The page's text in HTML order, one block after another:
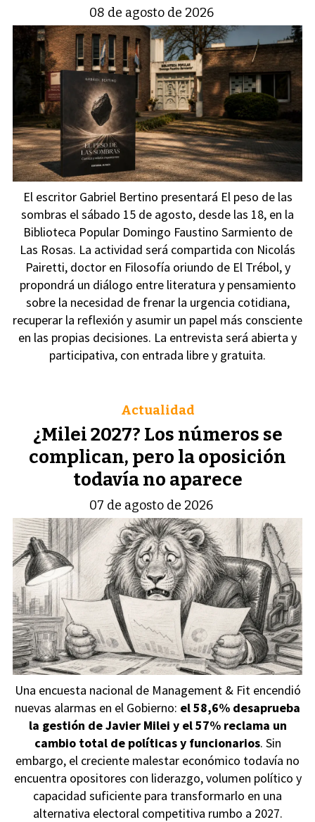
08 de agosto de 2026
El escritor Gabriel Bertino presentará El peso de las
sombras el sábado 15 de agosto, desde las 18, en la
Biblioteca Popular Domingo Faustino Sarmiento de
Las Rosas. La actividad será compartida con Nicolás
Pairetti, doctor en Filosofía oriundo de El Trébol, y
propondrá un diálogo entre literatura y pensamiento
sobre la necesidad de frenar la urgencia cotidiana,
recuperar la reflexión y asumir un papel más consciente
en las propias decisiones. La entrevista será abierta y
participativa, con entrada libre y gratuita.
¿Milei 2027? Los números se
complican, pero la oposición
todavía no aparece
Actualidad
07 de agosto de 2026
Una encuesta nacional de Management & Fit encendió
nuevas alarmas en el Gobierno: el 58,6% desaprueba
la gestión de Javier Milei y el 57% reclama un
cambio total de políticas y funcionarios. Sin
embargo, el creciente malestar económico todavía no
encuentra opositores con liderazgo, volumen político y
capacidad suficiente para transformarlo en una
alternativa electoral competitiva rumbo a 2027.